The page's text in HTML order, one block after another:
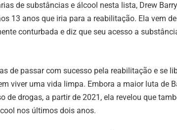
de substâncias e álcool nesta lista, Drew
13 anos que iria para a reabilitação. Ela vem
conturbada e diz que seu acesso a
de passar com sucesso pela reabilitação e se
viver uma vida limpa. Embora a maior luta de
de drogas, a partir de 2021, ela revelou que
nos últimos dois anos.